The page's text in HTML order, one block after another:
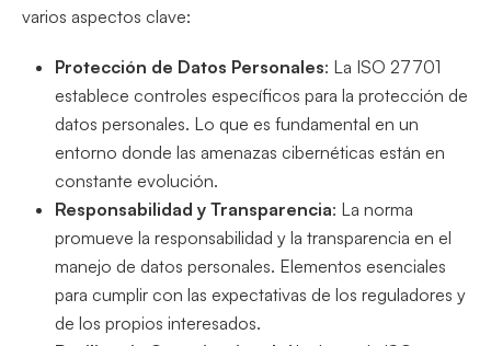
varios aspectos clave:
Protección de Datos Personales: La ISO 27701
establece controles específicos para la protección de
datos personales. Lo que es fundamental en un
entorno donde las amenazas cibernéticas están en
constante evolución.
Responsabilidad y Transparencia: La norma
promueve la responsabilidad y la transparencia en el
manejo de datos personales. Elementos esenciales
para cumplir con las expectativas de los reguladores y
de los propios interesados.